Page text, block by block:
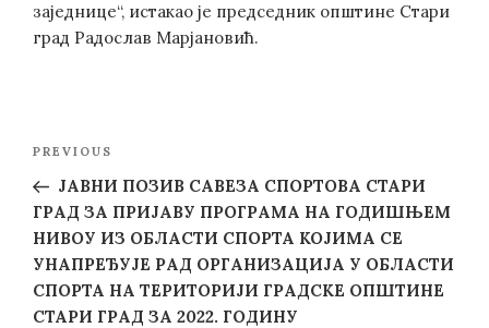
заједнице“, истакао је председник општине Стари
град Радослав Марјановић.
Previous
Post
PREVIOUS
ЈАВНИ ПОЗИВ САВЕЗА СПОРТОВА СТАРИ
ГРАД ЗА ПРИЈАВУ ПРОГРАМА НА ГОДИШЊЕМ
НИВОУ ИЗ ОБЛАСТИ СПОРТА КОЈИМА СЕ
УНАПРЕЂУЈЕ РАД ОРГАНИЗАЦИЈА У ОБЛАСТИ
СПОРТА НА ТЕРИТОРИЈИ ГРАДСКЕ ОПШТИНЕ
СТАРИ ГРАД ЗА 2022. ГОДИНУ